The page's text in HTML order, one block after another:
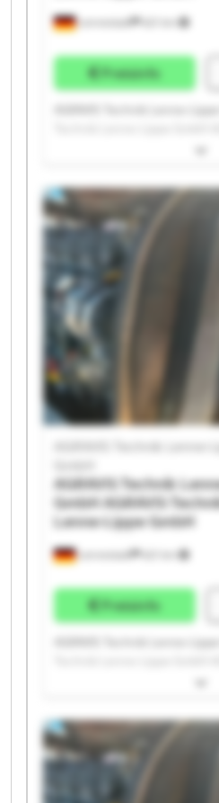
Lennestadt
Preisinfo
AGRAVIS Technik Lenne-Lippe
Lippe GmbH AGRAVIS
Technik Lenne-Lippe GmbH
Lippe GmbH AGRAVIS
AGRAVIS Technik Lenne-
Technik Lenne-Lippe GmbH
Lippe GmbH AGRAVIS
AGRAVIS Technik Lenne-Lippe
Technik Lenne-Lippe GmbH
Lippe GmbH AGRAVIS
AGRAVIS Technik Lenne-Lippe
Technik Lenne-Lippe GmbH
Lippe GmbH AGRAVIS
Lennestadt
AGRAVIS Technik Lenne-
AGRAVIS Technik
GmbHAGRAVIS
Lenne-Lippe GmbH
Preisinfo
AGRAVIS Technik Lenne-Lippe
Lippe GmbH AGRAVIS
Technik Lenne-Lippe GmbH
Lippe GmbH AGRAVIS
AGRAVIS Technik Lenne-
Technik Lenne-Lippe GmbH
Lippe GmbH AGRAVIS